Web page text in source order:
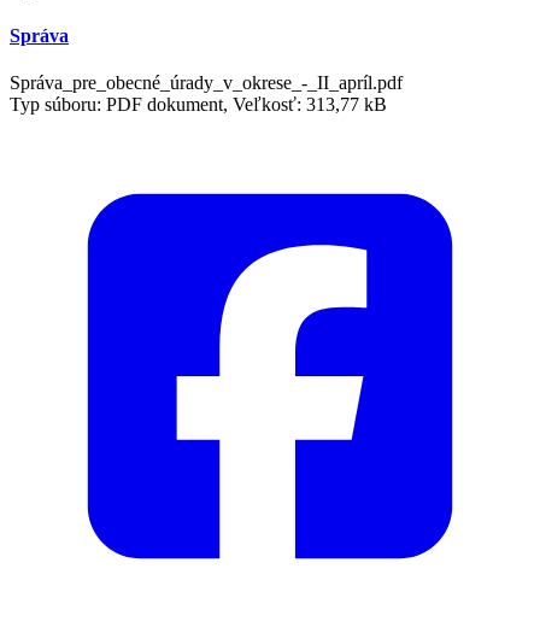
Správa
Správa_pre_obecné_úrady_v_okrese_-_II_apríl.pdf
Typ súboru: PDF dokument, Veľkosť: 313,77 kB